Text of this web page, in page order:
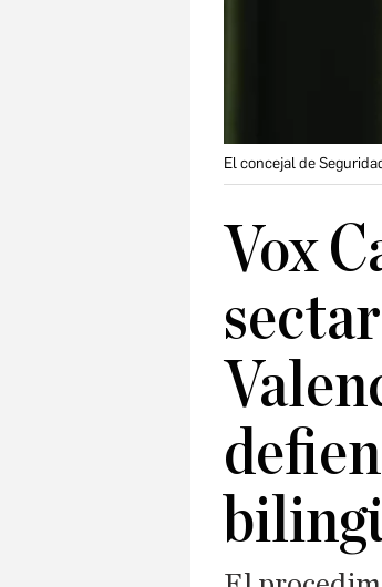
El concejal de
Vox